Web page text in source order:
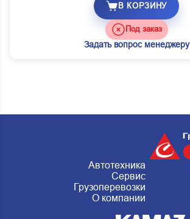
В КОРЗИНУ
Под заказ
Задать вопрос менеджеру
Автотехника
Сервис
Грузоперевозки
О компании